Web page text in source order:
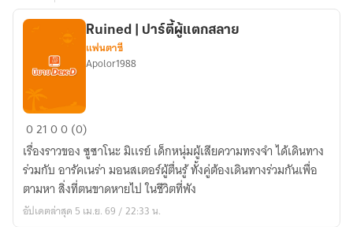
Ruined
|
ปาร์ตี้
ผู้
แตก
สลาย
Ruined | ปาร์ตี้ผู้แตกสลาย
แฟนตาซี
Apolor1988
02100 (0)
เรื่องราวของ ซูซาโนะ มิเเรย์ เด็กหนุ่มผู้เสียความทรงจำ ได้เดินทาง
ร่วมกับ อารัคเนร่า มอนสเตอร์ผู้ตื่นรู้ ทั้งคู่ต้องเดินทางร่วมกันเพื่อ
ตามหา สิ่งที่ตนขาดหายไป ในชีวิตที่พัง
อัปเดตล่าสุด 5 เม.ย. 69 / 22:33 น.